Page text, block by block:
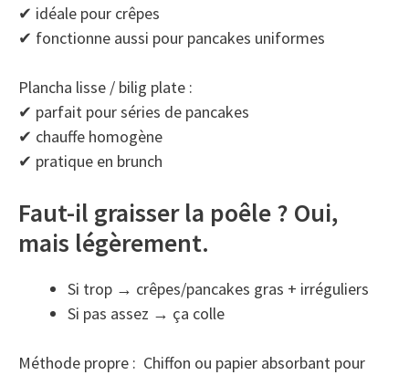
✔ idéale pour crêpes
✔ fonctionne aussi pour pancakes uniformes
Plancha lisse / bilig plate :
✔ parfait pour séries de pancakes
✔ chauffe homogène
✔ pratique en brunch
Faut-il graisser la poêle ? Oui,
mais légèrement.
Si trop → crêpes/pancakes gras + irréguliers
Si pas assez → ça colle
Méthode propre : Chiffon ou papier absorbant pour